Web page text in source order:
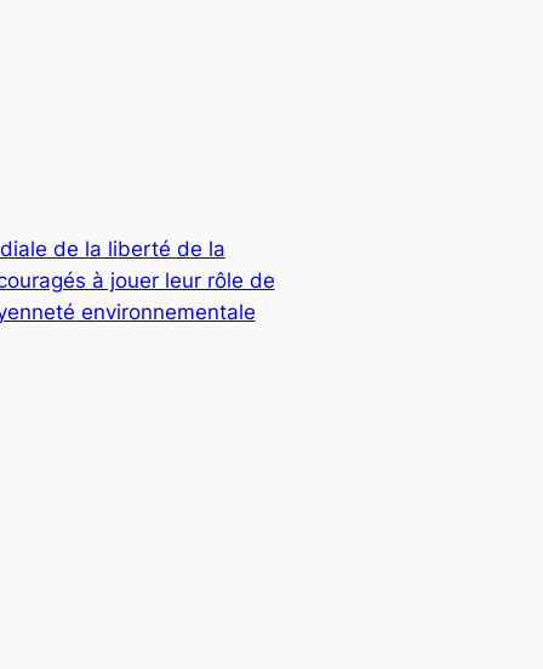
de la liberté de la
à jouer leur rôle de
environnementale